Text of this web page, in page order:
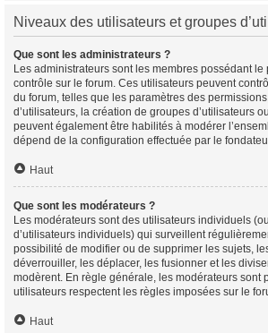
Niveaux des utilisateurs et groupes
Que sont les administrateurs ?
Les administrateurs sont les membres possédant le
contrôle sur le forum. Ces utilisateurs peuvent
du forum, telles que les paramètres des
d’utilisateurs, la création de groupes d’utilisateurs
peuvent également être habilités à modérer
dépend de la configuration effectuée par le
Haut
Que sont les modérateurs ?
Les modérateurs sont des utilisateurs individuels
d’utilisateurs individuels) qui surveillent
possibilité de modifier ou de supprimer les sujets,
déverrouiller, les déplacer, les fusionner et les
modèrent. En règle générale, les modérateurs sont
utilisateurs respectent les règles imposées sur le
Haut